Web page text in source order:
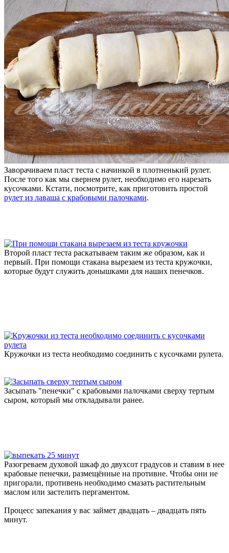
Заворачиваем пласт теста с начинкой в плотненький рулет.
После того как мы свернем рулет, необходимо его нарезать
кусочками. Кстати, посмотрите, как приготовить простой
рулет из лаваша с крабовыми палочками.
Второй пласт теста раскатываем таким же образом, как и
первый. При помощи стакана вырезаем из теста кружочки,
которые будут служить донышками для наших пенечков.
Кружочки из теста необходимо соединить с кусочками рулета.
Засыпать "пенечки" с крабовыми палочками сверху тертым
сыром, который мы откладывали ранее.
Разогреваем духовой шкаф до двухсот градусов и ставим в нее
крабовые пенечки, размещённые на противне. Чтобы они не
пригорали, противень необходимо смазать растительным
маслом или застелить пергаментом.
Процесс запекания у вас займет двадцать – двадцать пять
минут.